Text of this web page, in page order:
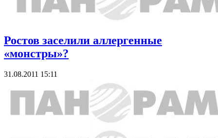
Ростов заселили аллергенные
«монстры»?
31.08.2011 15:11